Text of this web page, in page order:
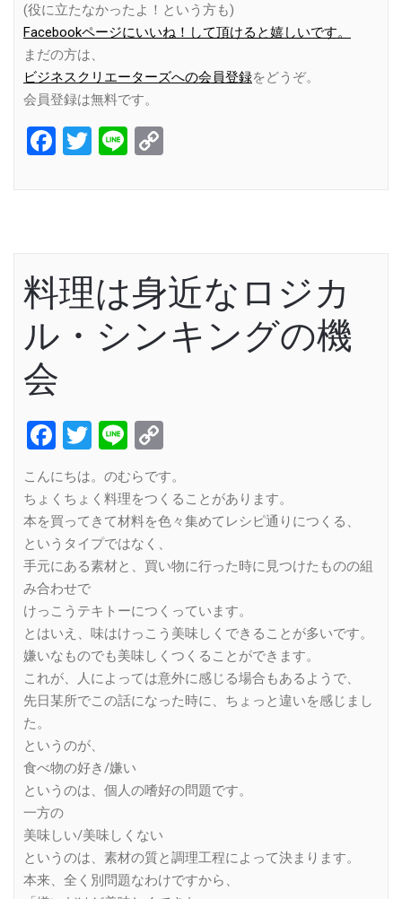
(役に立たなかったよ！という方も)
Facebookページにいいね！して頂けると嬉しいです。
まだの方は、
ビジネスクリエーターズへの会員登録をどうぞ。
会員登録は無料です。
Facebook
Twitter
Line
料理は身近なロジカ
ル・シンキングの機
会
Facebook
Twitter
Line
Link
こんにちは。のむらです。
ちょくちょく料理をつくることがあります。
本を買ってきて材料を色々集めてレシピ通りにつくる、
というタイプではなく、
手元にある素材と、買い物に行った時に見つけたものの組
み合わせで
けっこうテキトーにつくっています。
とはいえ、味はけっこう美味しくできることが多いです。
嫌いなものでも美味しくつくることができます。
これが、人によっては意外に感じる場合もあるようで、
先日某所でこの話になった時に、ちょっと違いを感じまし
た。
というのが、
食べ物の好き/嫌い
というのは、個人の嗜好の問題です。
一方の
美味しい/美味しくない
というのは、素材の質と調理工程によって決まります。
本来、全く別問題なわけですから、